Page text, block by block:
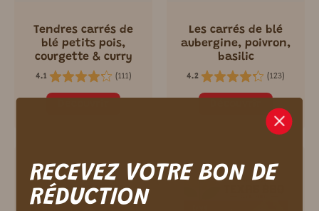
Tendres carrés de
blé petits pois,
courgette & curry
4.1 (111)
Les carrés de blé
aubergine, poivron,
basilic
4.2 (123)
RECEVEZ VOTRE BON DE
RÉDUCTION